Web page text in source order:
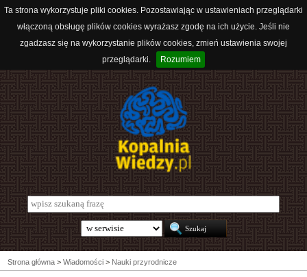
Ta strona wykorzystuje pliki cookies. Pozostawiając w ustawieniach przeglądarki
włączoną obsługę plików cookies wyrażasz zgodę na ich użycie. Jeśli nie
zgadzasz się na wykorzystanie plików cookies, zmień ustawienia swojej
przeglądarki.
Rozumiem
Strona główna > Wiadomości > Nauki przyrodnicze